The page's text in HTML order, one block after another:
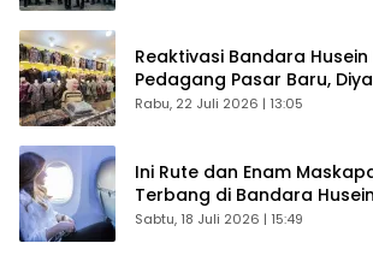
Reaktivasi Bandara
Pedagang Pasar Baru,
Kembali Ekonomi Bandung
Rabu, 22 Juli 2026 | 13:05
Ini Rute dan Enam
Terbang di Bandara
Sabtu, 18 Juli 2026 | 15:49